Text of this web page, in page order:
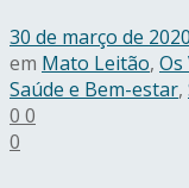
30 de março de 2020
em Mato Leitão, Os
Saúde e Bem-estar,
0 0
0